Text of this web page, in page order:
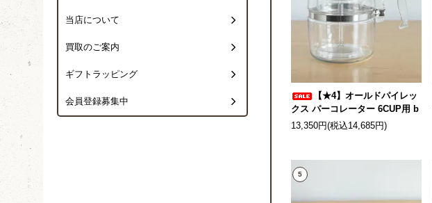
【★4】オールドパイレッ
クス パーコレーター 6CUP用 b
13,350円(税込14,685円)
5
当店について
買取のご案内
ギフトラッピング
会員登録募集中